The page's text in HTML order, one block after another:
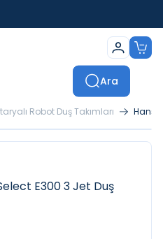
Ara
Robot Duş Takımları
E300 3 Jet Duş